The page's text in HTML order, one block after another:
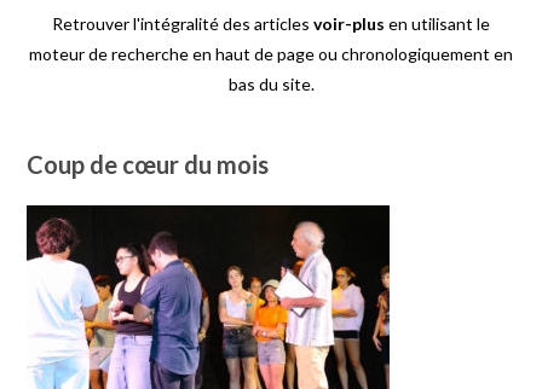
Retrouver l'intégralité des articles voir-plus en utilisant le
moteur de recherche en haut de page ou chronologiquement en
bas du site.
Coup de cœur du mois